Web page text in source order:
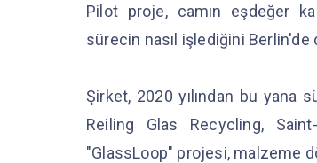
Pilot proje, camın eşdeğer
sürecin nasıl işlediğini Berlin'de
Şirket, 2020 yılından bu yana
Reiling Glas Recycling,
"GlassLoop" projesi, malzeme